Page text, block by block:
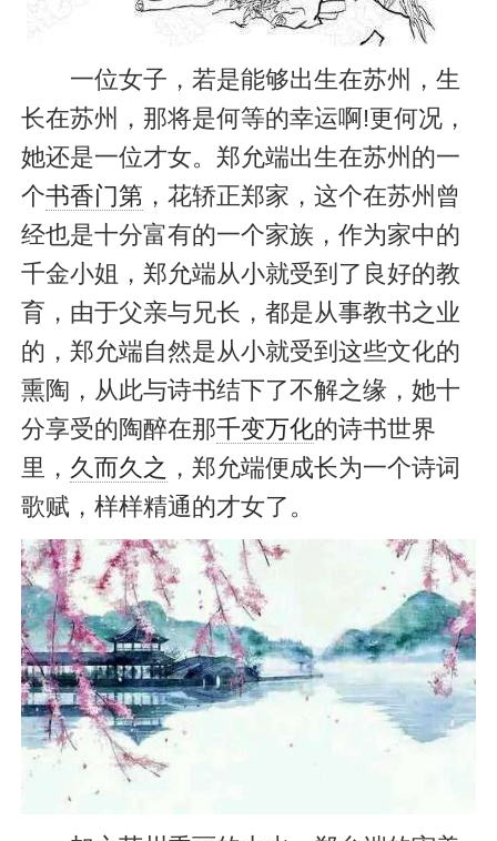
一位女子，若是能够出生在苏州，生
长在苏州，那将是何等的幸运啊!更何况，
她还是一位才女。郑允端出生在苏州的一
个书香门第 ，花轿正郑家，这个在苏州曾
经也是十分富有的一个家族，作为家中的
千金小姐，郑允端从小就受到了良好的教
育，由于父亲与兄长，都是从事教书之业
的，郑允端自然是从小就受到这些文化的
熏陶，从此与诗书结下了不解之缘，她十
分享受的陶醉在那千变万化的诗书世界
里， 久而久之 ，郑允端便成长为一个诗词
歌赋，样样精通的才女了。